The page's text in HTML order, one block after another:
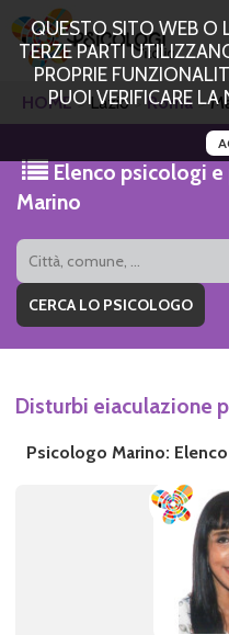
QUESTO SITO WEB O
TERZE PARTI
PROPRIE
PUOI VERIFICARE LA
HOME Lazio Roma
Elenco psicologi
Marino
Disturbi eiaculazione
Psicologo Marino: